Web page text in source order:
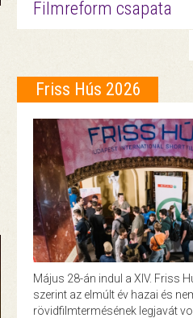
Filmreform csapata
Friss Hús 2026
Május 28-án indul a XIV. Friss
szerint az elmúlt év hazai és
rövidfilmtermésének legjavát